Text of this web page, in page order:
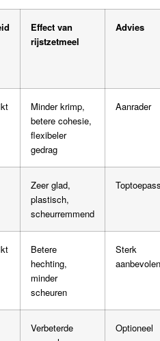
Effect van
rijstzetmeel
Advies
Minder krimp,
betere cohesie,
flexibeler
gedrag
Aanrader
Zeer glad,
plastisch,
scheurremmend
Betere
hechting,
minder
scheuren
Sterk
aanbevolen
Verbeterde
Optioneel